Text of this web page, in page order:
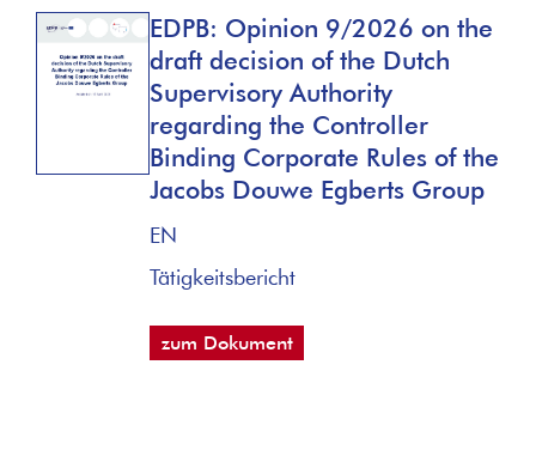
EDPB: Opinion 9/2026 on the
draft decision of the Dutch
Supervisory Authority
regarding the Controller
Binding Corporate Rules of the
Jacobs Douwe Egberts Group
EN
Tätigkeitsbericht
zum Dokument